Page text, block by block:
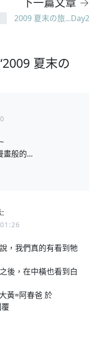
2009 夏末の旅...Day2
夏末の
畫般的...
，我們真的有看到牠
後，在中橫也看到白
黃=阿春爸 於